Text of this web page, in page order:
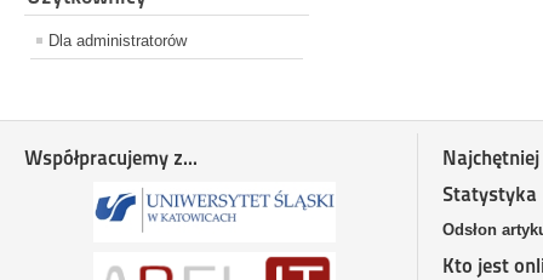
Dla administratorów
Współpracujemy z...
Statystyka
Odsłon
Kto jest